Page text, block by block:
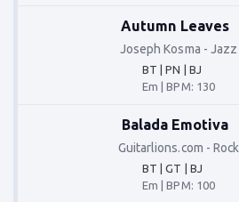
Autumn Leaves
Joseph Kosma - Jazz
BT | PN | BJ
Em |BPM: 130
Balada Emotiva
Guitarlions.com - Rock
BT | GT | BJ
Em |BPM: 100